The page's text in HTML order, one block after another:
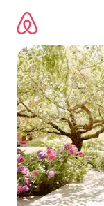
directement
contenu